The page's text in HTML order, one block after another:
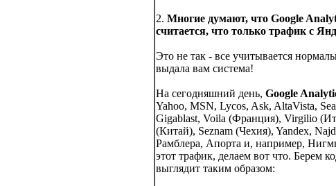
2. Многие думают, что Google
считается, что только трафик с
Это не так - все учитывается
выдала вам система!
На сегодняшний день, Google
Yahoo, MSN, Lycos, Ask, AltaVista,
Gigablast, Voila (Франция), Virgilio
(Китай), Seznam (Чехия), Yandex,
Рамблера, Апорта и, например,
этот трафик, делаем вот что. Берем
выглядит таким образом: